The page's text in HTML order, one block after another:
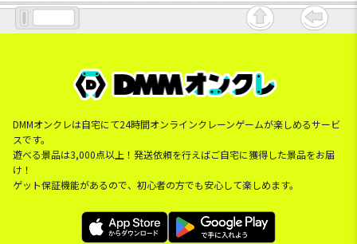
DMMオンクレは自宅にて24時間オンラインクレーンゲームが楽しめるサービ
スです。
遊べる景品は3,000点以上！発送依頼を行えばご自宅に獲得した景品をお届
け！
ゲット保証機能があるので、初心者の方でも安心して楽しめます。